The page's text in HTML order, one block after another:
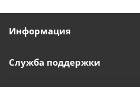
Информация
Служба поддержки